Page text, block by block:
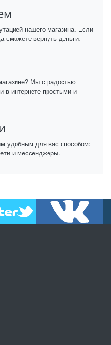
нашего магазина. Если
сможете вернуть деньги.
Мы с радостью
в интернете простыми и
удобным для вас способом:
и мессенджеры.